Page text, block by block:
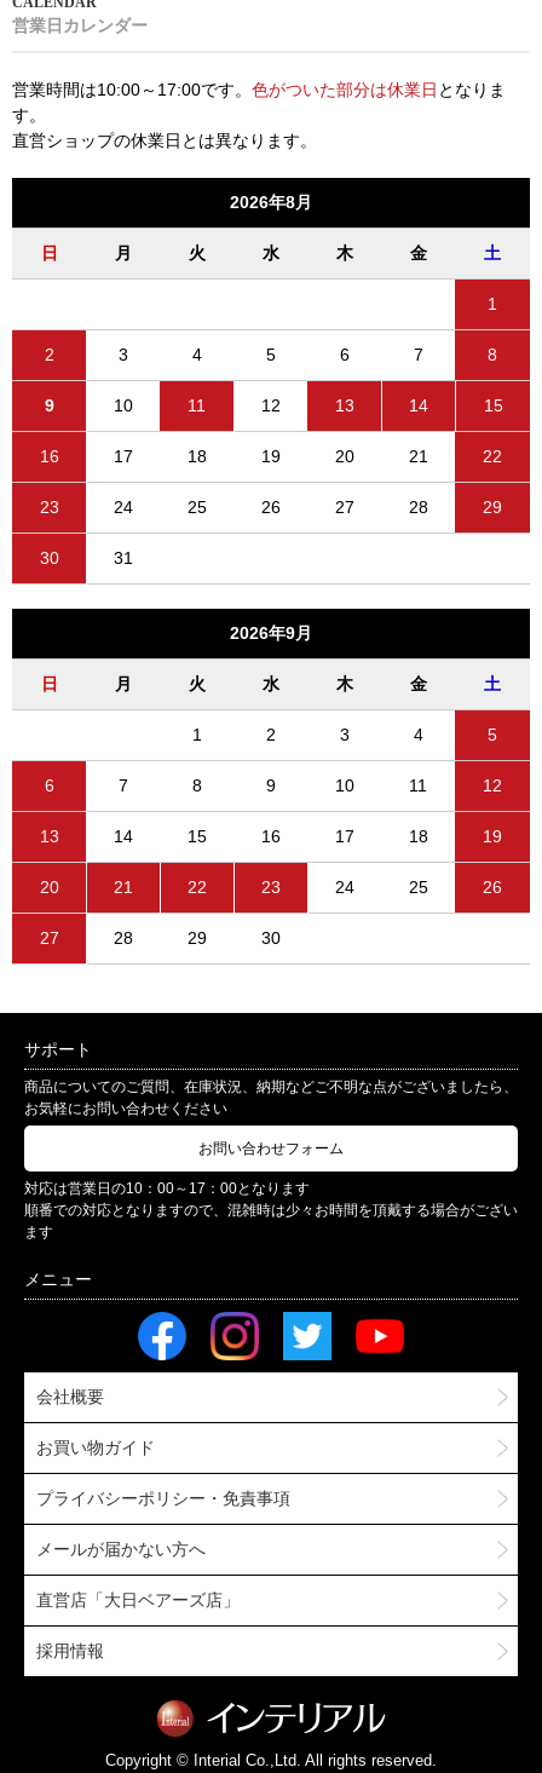
営業日カレンダー
営業時間は10:00～17:00です。 色がついた部分は休業日 となりま
す。
直営ショップの休業日とは異なります。
2026年8月
日 月 火 水 木 金 土
1
2 3 4 5 6 7 8
9 10 11 12 13 14 15
16 17 18 19 20 21 22
23 24 25 26 27 28 29
30 31
2026年9月
日 月 火 水 木 金 土
1 2 3 4 5
6 7 8 9 10 11 12
13 14 15 16 17 18 19
20 21 22 23 24 25 26
27 28 29 30
サポート
商品についてのご質問、在庫状況、納期などご不明な点がございましたら、
お気軽にお問い合わせください
お問い合わせフォーム
対応は営業日の10：00～17：00となります
順番での対応となりますので、混雑時は少々お時間を頂戴する場合がござい
ます
会社概要
お買い物ガイド
プライバシーポリシー・免責事項
メールが届かない方へ
直営店「大日ベアーズ店」
採用情報
Copyright © Interial Co.,Ltd. All rights reserved.